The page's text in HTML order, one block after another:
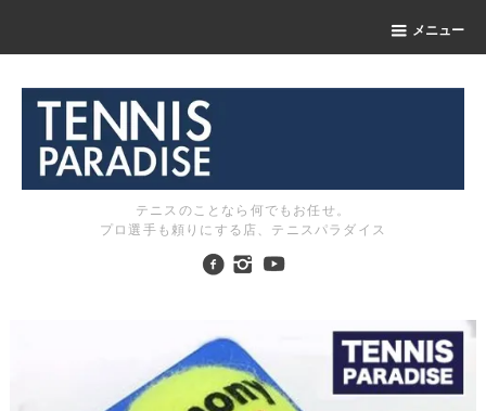
メニュー
テニスのことなら何でもお任せ。
プロ選手も頼りにする店、テニスパラダイス